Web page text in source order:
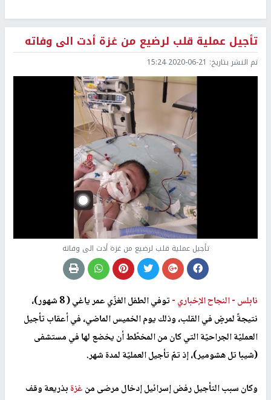
تأجيل عملية قلب لرضيع من غزة أدت الى وفاته
تم النشر بتاريخ: 2020-06-21 15:24
تأجيل عملية قلب لرضيع من غزة أدت الى وفاته
نابلس -النجاح الإخباري -
توفي الطفل الغزّي عمر ياغي ( 8 شهور)،
نتيجةً لمرضٍ في القلب، وذلك يوم الخميس الماضي، في أعقاب تأجيل
العمليّة الجراحيّة التي كان من المخطّط أن يخضع لها في مستشفى
(شيبا تل هشومير)، إذ تمّ تأجيل العمليّة لمدة شهر.
وكان سبب التأجيل رفض إسرائيل إدخال مرضى منغزةبذريعة وقف